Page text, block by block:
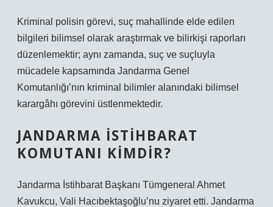
Kriminal polisin görevi, suç mahallinde elde edilen
bilgileri bilimsel olarak araştırmak ve bilirkişi raporları
düzenlemektir; aynı zamanda, suç ve suçluyla
mücadele kapsamında Jandarma Genel
Komutanlığı’nın kriminal bilimler alanındaki bilimsel
karargâhı görevini üstlenmektedir.
JANDARMA İSTIHBARAT
KOMUTANI KIMDIR?
Jandarma İstihbarat Başkanı Tümgeneral Ahmet
Kavukcu, Vali Hacıbektaşoğlu’nu ziyaret etti. Jandarma